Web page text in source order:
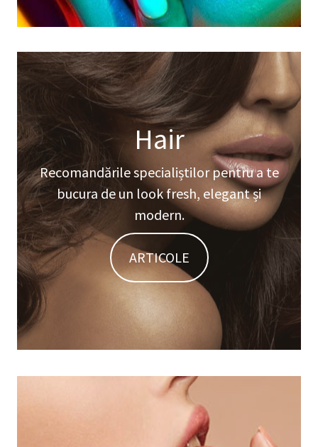
Hair
Recomandările specialiștilor pentru a te
bucura de un look fresh, elegant și
modern.
ARTICOLE